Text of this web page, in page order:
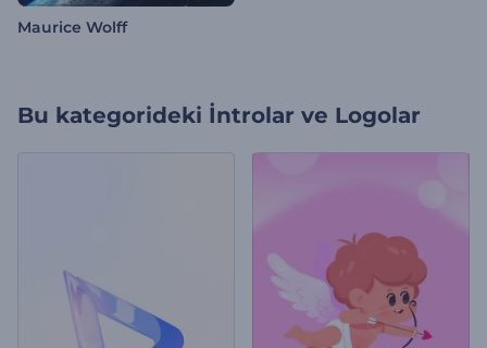
Maurice Wolff
Bu kategorideki İntrolar ve Logolar